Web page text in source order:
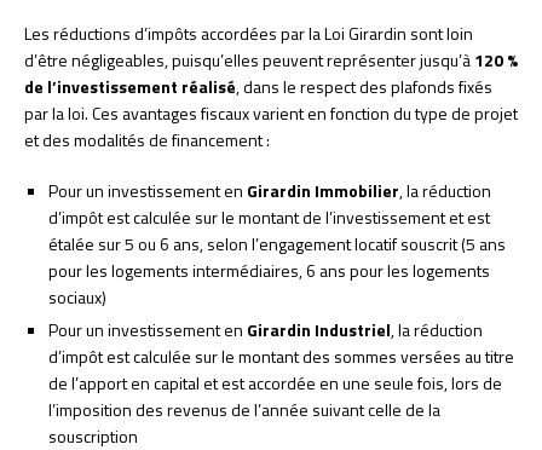
Les réductions d’impôts accordées par la Loi Girardin sont loin
d’être négligeables, puisqu’elles peuvent représenter jusqu’à120 %
de l’investissement réalisé, dans le respect des plafonds fixés
par la loi. Ces avantages fiscaux varient en fonction du type de projet
et des modalités de financement :
Pour un investissement en Girardin Immobilier, la réduction
d’impôt est calculée sur le montant de l’investissement et est
étalée sur 5 ou 6 ans, selon l’engagement locatif souscrit (5 ans
pour les logements intermédiaires, 6 ans pour les logements
sociaux)
Pour un investissement en Girardin Industriel, la réduction
d’impôt est calculée sur le montant des sommes versées au titre
de l’apport en capital et est accordée en une seule fois, lors de
l’imposition des revenus de l’année suivant celle de la
souscription